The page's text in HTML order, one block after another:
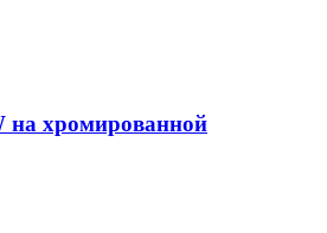
на хромированной